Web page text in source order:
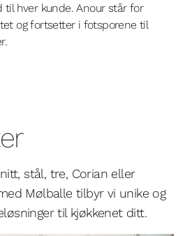
til hver kunde. Anour står for
og fortsetter i fotsporene til
stål, tre, Corian eller
Mølballe tilbyr vi unike og
til kjøkkenet ditt.